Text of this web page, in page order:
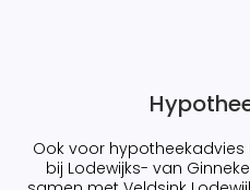
Ook voor
bij Lodewijks- van